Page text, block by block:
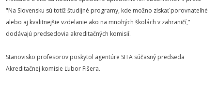
"Na Slovensku sú totiž študijné programy, kde možno získať porovnateľné
alebo aj kvalitnejšie vzdelanie ako na mnohých školách v zahraničí,"
dodávajú predsedovia akreditačných komisií.
Stanovisko profesorov poskytol agentúre SITA súčasný predseda
Akreditačnej komisie Ľubor Fišera.